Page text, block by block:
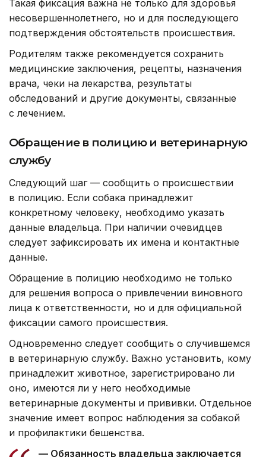
Такая фиксация важна не только для здоровья
несовершеннолетнего, но и для последующего
подтверждения обстоятельств происшествия.
Родителям также рекомендуется сохранить
медицинские заключения, рецепты, назначения
врача, чеки на лекарства, результаты
обследований и другие документы, связанные
с лечением.
Обращение в полицию и ветеринарную
службу
Следующий шаг — сообщить о происшествии
в полицию. Если собака принадлежит
конкретному человеку, необходимо указать
данные владельца. При наличии очевидцев
следует зафиксировать их имена и контактные
данные.
Обращение в полицию необходимо не только
для решения вопроса о привлечении виновного
лица к ответственности, но и для официальной
фиксации самого происшествия.
Одновременно следует сообщить о случившемся
в ветеринарную службу. Важно установить, кому
принадлежит животное, зарегистрировано ли
оно, имеются ли у него необходимые
ветеринарные документы и прививки. Отдельное
значение имеет вопрос наблюдения за собакой
и профилактики бешенства.
— Обязанность владельца заключается